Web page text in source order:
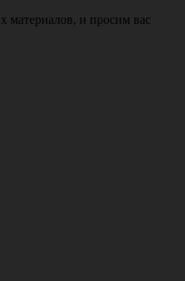
материалов, и просим вас